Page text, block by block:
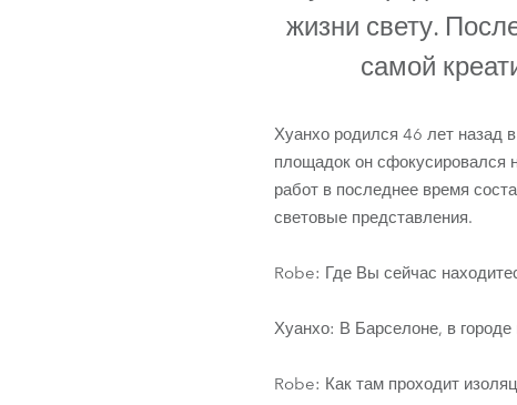
ProMotion
Robe
жизни свету.
самой
Хуанхо родился 46 лет назад
площадок он сфокусировался
работ в последнее время
световые представления.
Robe: Где Вы сейчас
Хуанхо: В Барселоне, в
Robe: Как там проходит